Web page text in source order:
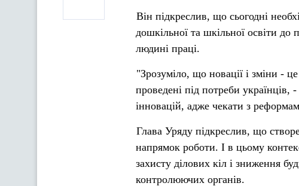
Він підкреслив, що сьогодні
дошкільної та шкільної освіти до
людині праці.
"Зрозуміло, що новації і зміни -
проведені під потреби
інновацій, адже чекати з
Глава Уряду підкреслив, що
напрямок роботи. І в цьому
захисту ділових кіл і зниження
контролюючих органів.